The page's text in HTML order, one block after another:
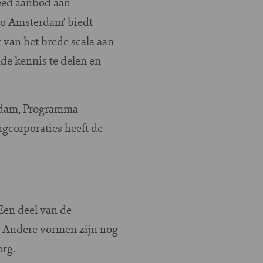
Amsterdam’ biedt
het brede scala aan
kennis te delen en
Programma
heeft de
deel van de
Andere vormen zijn nog